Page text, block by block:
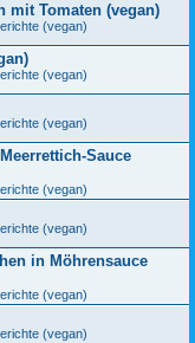
mit Tomaten (vegan)
(vegan)
(vegan)
(vegan)
Sauce
(vegan)
(vegan)
in Möhrensauce
(vegan)
(vegan)